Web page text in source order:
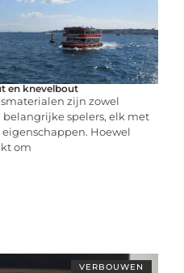
en knevelbout
zijn zowel
spelers, elk met
Hoewel
om
VERBOUWEN